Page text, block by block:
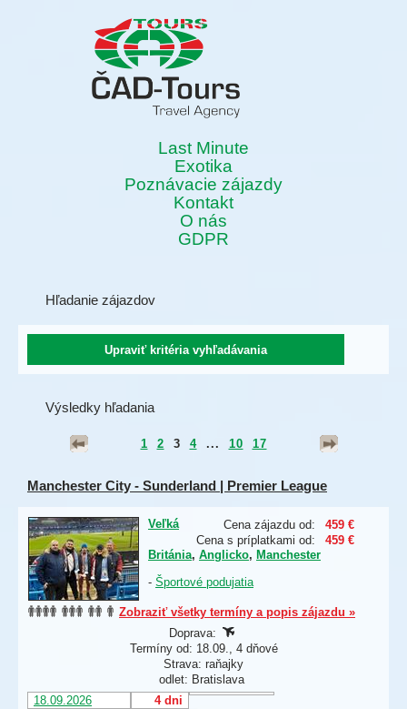
Last Minute
Exotika
Poznávacie zájazdy
Kontakt
O nás
GDPR
Hľadanie zájazdov
Výsledky hľadania
1 2 3 4... 10 17
Manchester City - Sunderland | Premier League
Cena zájazdu od:
459 €
Cena s príplatkami od:
459 €
Veľká
Británia, Anglicko, Manchester
- Športové podujatia
Zobraziť všetky termíny a popis zájazdu »
Doprava:
Termíny od: 18.09., 4 dňové
Strava: raňajky
odlet: Bratislava
18.09.2026
4 dni